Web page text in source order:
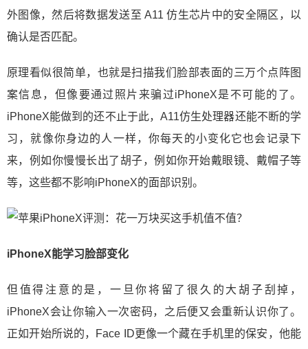
外图像，然后将数据发送至 A11 仿生芯片中的安全隔区，以
确认是否匹配。
原理看似很简单，也就是扫描我们脸部表面的三万个点阵图
案信息，但像要通过照片来骗过iPhoneX是不可能的了。
iPhoneX能做到的还不止于此，A11仿生处理器还能不断的学
习，就像你身边的人一样，你每天的小变化它也会记录下
来，例如你慢慢长出了胡子，例如你开始戴眼镜、戴帽子等
等，这些都不影响iPhoneX的面部识别。
iPhoneX能学习脸部变化
但值得注意的是，一旦你将留了很久的大胡子刮掉，
iPhoneX会让你输入一次密码，之后便又会重新认识你了。
正如开始所说的，Face ID更像一个藏在手机里的保安，他能